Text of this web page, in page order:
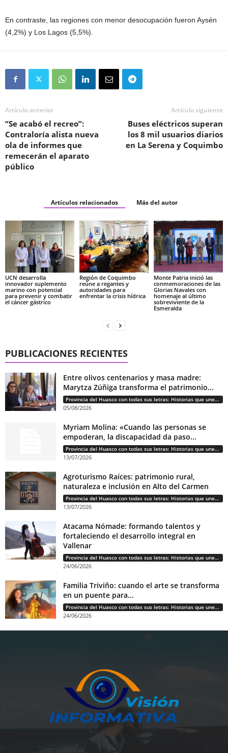
En contraste, las regiones con menor desocupación fueron Aysén
(4,2%) y Los Lagos (5,5%).
Artículo anterior
“Se acabó el recreo”:
Contraloría alista nueva
ola de informes que
remecerán el aparato
público
Artículo siguiente
Buses eléctricos superan
los 8 mil usuarios diarios
en La Serena y Coquimbo
Artículos relacionados Más del autor
UCN desarrolla
innovador suplemento
marino con potencial
para prevenir y combatir
el cáncer gástrico
Región de Coquimbo
reúne a regantes y
autoridades para
enfrentar la crisis hídrica
Monte Patria inició las
conmemoraciones de las
Glorias Navales con
homenaje al último
sobreviviente de la
Esmeralda
PUBLICACIONES RECIENTES
Entre olivos centenarios y masa madre:
Marytza Zúñiga transforma el patrimonio...
Provincia del Huasco con todas sus letras: Historias que unen cultura, diversidad e identidad
05/08/2026
Myriam Molina: «Cuando las personas se
empoderan, la discapacidad da paso...
Provincia del Huasco con todas sus letras: Historias que unen cultura, diversidad e identidad
13/07/2026
Agroturismo Raíces: patrimonio rural,
naturaleza e inclusión en Alto del Carmen
Provincia del Huasco con todas sus letras: Historias que unen cultura, diversidad e identidad
13/07/2026
Atacama Nómade: formando talentos y
fortaleciendo el desarrollo integral en
Vallenar
Provincia del Huasco con todas sus letras: Historias que unen cultura, diversidad e identidad
24/06/2026
Familia Triviño: cuando el arte se transforma
en un puente para...
Provincia del Huasco con todas sus letras: Historias que unen cultura, diversidad e identidad
24/06/2026